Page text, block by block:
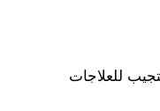
للعلاجات